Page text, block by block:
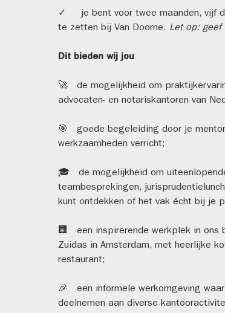
✓ je bent voor twee maanden, vijf
te zetten bij Van Doorne. Let op:
Dit bieden wij jou
🚀 de mogelijkheid om
advocaten- en notariskantoren van
🎯 goede begeleiding door je
werkzaamheden verricht;
🎓 de mogelijkheid om
teambesprekingen,
kunt ontdekken of het vak écht bij je
🏢 een inspirerende werkplek in ons
Zuidas in Amsterdam, met heerlijke
restaurant;
🎉 een informele werkomgeving
deelnemen aan diverse